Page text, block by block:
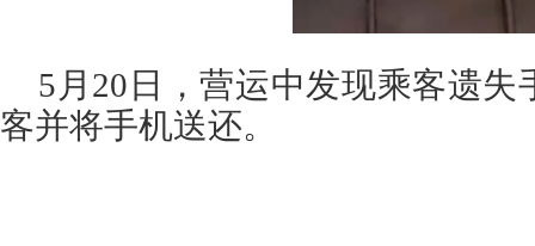
5月20日，营运中发现乘客遗
客并将手机送还。